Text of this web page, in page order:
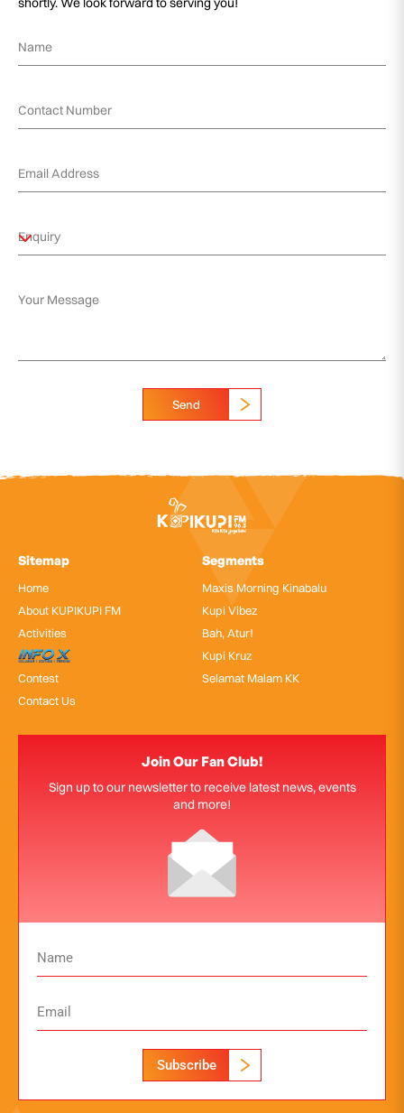
Send
Sitemap
Home
About KUPIKUPI FM
Activities
InfoX
Contest
Contact Us
Segments
Maxis Morning Kinabalu
Kupi Vibez
Bah, Atur!
Kupi Kruz
Selamat Malam KK
Join Our Fan Club!
Sign up to our newsletter to receive latest news, events
and more!
Subscribe